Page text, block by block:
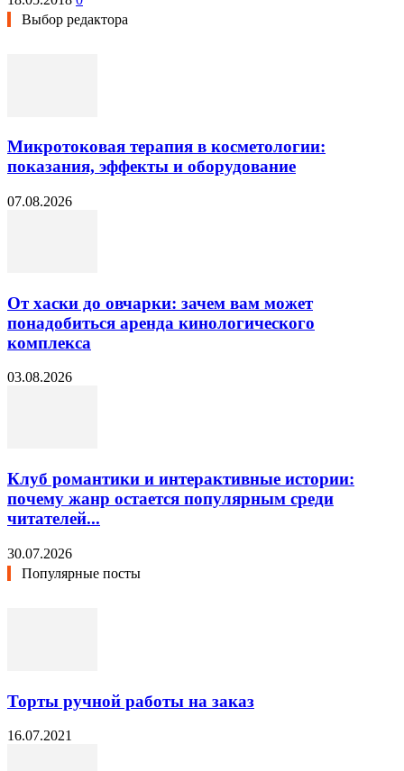
Выбор редактора
Микротоковая терапия в косметологии:
показания, эффекты и оборудование
07.08.2026
От хаски до овчарки: зачем вам может
понадобиться аренда кинологического
комплекса
03.08.2026
Клуб романтики и интерактивные истории:
почему жанр остается популярным среди
читателей...
30.07.2026
Популярные посты
Торты ручной работы на заказ
16.07.2021